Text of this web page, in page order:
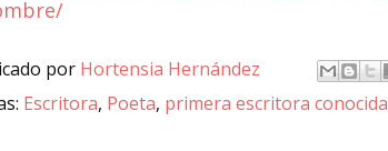
por Hortensia Hernández
Escritora, Poeta, primera escritora conocida